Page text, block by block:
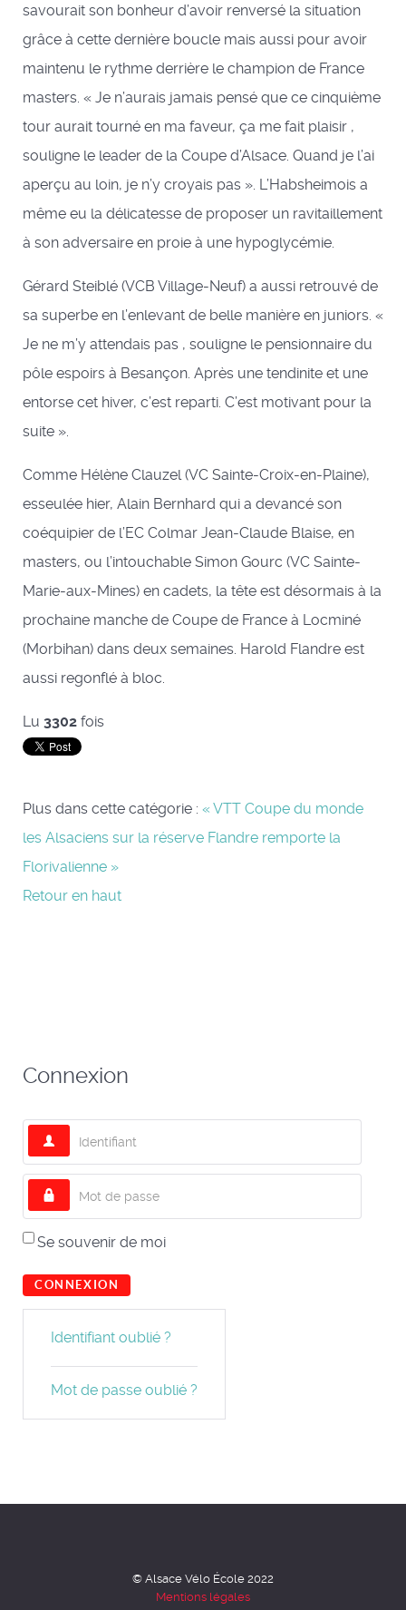
savourait son bonheur d’avoir renversé la situation
grâce à cette dernière boucle mais aussi pour avoir
maintenu le rythme derrière le champion de France
masters. « Je n’aurais jamais pensé que ce cinquième
tour aurait tourné en ma faveur, ça me fait plaisir ,
souligne le leader de la Coupe d’Alsace. Quand je l’ai
aperçu au loin, je n’y croyais pas ». L’Habsheimois a
même eu la délicatesse de proposer un ravitaillement
à son adversaire en proie à une hypoglycémie.
Gérard Steiblé (VCB Village-Neuf) a aussi retrouvé de
sa superbe en l’enlevant de belle manière en juniors. «
Je ne m’y attendais pas , souligne le pensionnaire du
pôle espoirs à Besançon. Après une tendinite et une
entorse cet hiver, c’est reparti. C’est motivant pour la
suite ».
Comme Hélène Clauzel (VC Sainte-Croix-en-Plaine),
esseulée hier, Alain Bernhard qui a devancé son
coéquipier de l’EC Colmar Jean-Claude Blaise, en
masters, ou l’intouchable Simon Gourc (VC Sainte-
Marie-aux-Mines) en cadets, la tête est désormais à la
prochaine manche de Coupe de France à Locminé
(Morbihan) dans deux semaines. Harold Flandre est
aussi regonflé à bloc.
Lu 3302 fois
Plus dans cette catégorie : « VTT Coupe du monde
les Alsaciens sur la réserve Flandre remporte la
Florivalienne »
Retour en haut
Connexion
Identifiant
Se souvenir de moi
CONNEXION
Identifiant oublié ?
Mot de passe oublié ?
© Alsace Vélo École 2022
Mentions légales